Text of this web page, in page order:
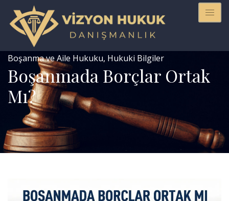
Boşanma ve Aile Hukuku, Hukuki Bilgiler
Boşanmada Borçlar Ortak
Mı?